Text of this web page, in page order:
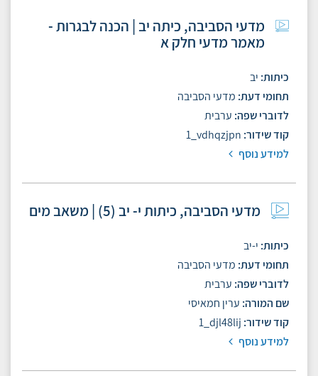
מדעי הסביבה, כיתה יב | הכנה לבגרות -
מאמר מדעי חלק א
כיתות יב
תחומי דעת מדעי הסביבה
לדוברי שפה ערבית
קוד שידור 1_vdhqzjpn
למידע נוסף
מדעי הסביבה, כיתות י- יב (5) | משאב מים
כיתות י-יב
תחומי דעת מדעי הסביבה
לדוברי שפה ערבית
שם המורה ערין חמאיסי
קוד שידור 1_djl48lij
למידע נוסף